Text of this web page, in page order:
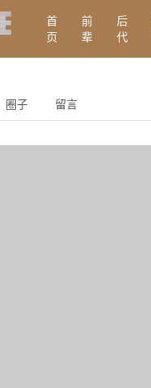
首
页
前
辈
后
代
圈子 留言